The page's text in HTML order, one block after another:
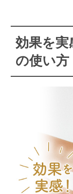
効果を実
の使い方